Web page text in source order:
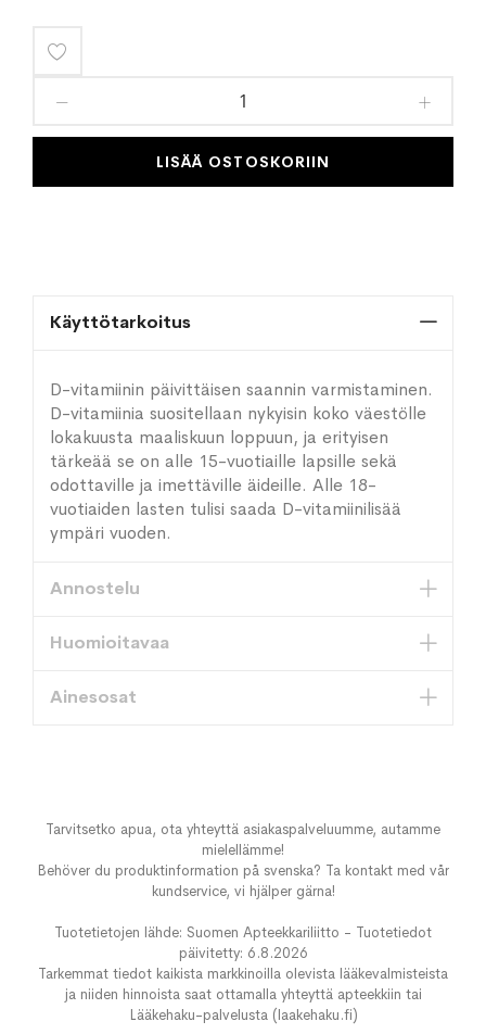
toivelistaan
LISÄÄ OSTOSKORIIN
Käyttötarkoitus
D-vitamiinin päivittäisen saannin varmistaminen.
D-vitamiinia suositellaan nykyisin koko väestölle
lokakuusta maaliskuun loppuun, ja erityisen
tärkeää se on alle 15-vuotiaille lapsille sekä
odottaville ja imettäville äideille. Alle 18-
vuotiaiden lasten tulisi saada D-vitamiinilisää
ympäri vuoden.
Annostelu
Huomioitavaa
Ainesosat
Tarvitsetko apua, ota yhteyttä asiakaspalveluumme, autamme
mielellämme!
Behöver du produktinformation på svenska? Ta kontakt med vår
kundservice, vi hjälper gärna!
Tuotetietojen lähde: Suomen Apteekkariliitto - Tuotetiedot
päivitetty: 6.8.2026
Tarkemmat tiedot kaikista markkinoilla olevista lääkevalmisteista
ja niiden hinnoista saat ottamalla yhteyttä apteekkiin tai
Lääkehaku-palvelusta (laakehaku.fi)